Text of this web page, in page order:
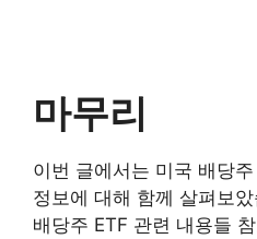
마무리
이번 글에서는 미국 배당
정보에 대해 함께 살펴보
배당주 ETF 관련 내용들